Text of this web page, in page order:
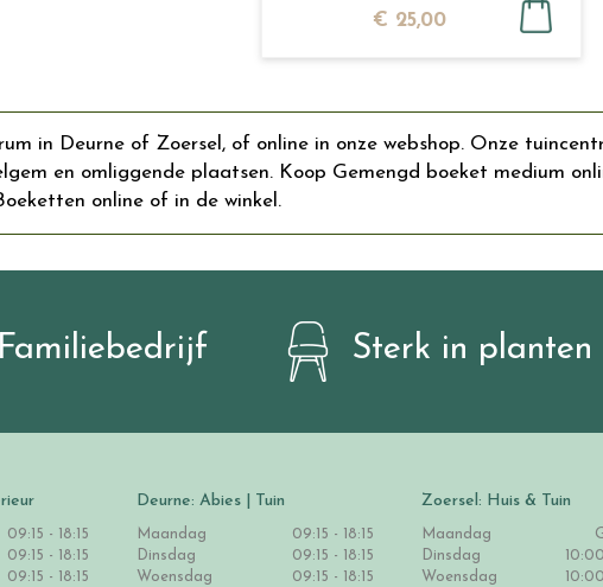
€ 25,00
in Deurne of Zoersel, of online in onze webshop. Onze
en omliggende plaatsen. Koop Gemengd boeket medium
online of in de winkel.
Familiebedrijf Sterk in planten
09:15 - 18:15
09:15 - 18:15
09:15 - 18:15
Deurne: Abies | Tuin
Maandag
09:15 - 18:15
Dinsdag
09:15 - 18:15
Woensdag
09:15 - 18:15
Zoersel: Huis & Tuin
Maandag
Dinsdag
Woensdag